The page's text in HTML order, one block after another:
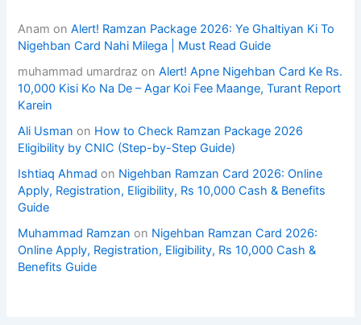
Anam onAlert! Ramzan Package 2026: Ye Ghaltiyan Ki To
Nigehban Card Nahi Milega | Must Read Guide
muhammad umardraz onAlert! Apne Nigehban Card Ke Rs.
10,000 Kisi Ko Na De – Agar Koi Fee Maange, Turant Report
Karein
Ali Usman on How to Check Ramzan Package 2026
Eligibility by CNIC (Step-by-Step Guide)
Ishtiaq Ahmad on Nigehban Ramzan Card 2026: Online
Apply, Registration, Eligibility, Rs 10,000 Cash & Benefits
Guide
Muhammad Ramzan on Nigehban Ramzan Card 2026:
Online Apply, Registration, Eligibility, Rs 10,000 Cash &
Benefits Guide